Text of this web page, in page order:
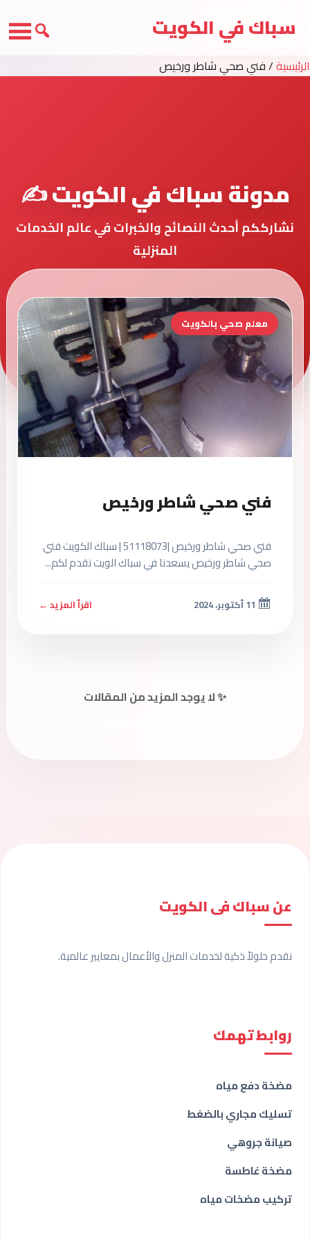
سباك في الكويت
الرئيسية/فني صحي شاطر ورخيص
مدونة سباك في الكويت ✍️
نشارككم أحدث النصائح والخبرات في عالم الخدمات
المنزلية
معلم صحي بالكويت
فني صحي شاطر ورخيص
فني صحي شاطر ورخيص |51118073 | سباك الكويت فني
صحي شاطر ورخيص يسعدنا في سباك الويت نقدم لكم...
اقرأ المزيد ←
✨ لا يوجد المزيد من المقالات
عن سباك فى الكويت
نقدم حلولاً ذكية لخدمات المنزل والأعمال بمعايير عالمية.
روابط تهمك
مضخة دفع مياه
تسليك مجاري بالضغط
صيانة جروهي
مضخة غاطسة
تركيب مضخات مياه